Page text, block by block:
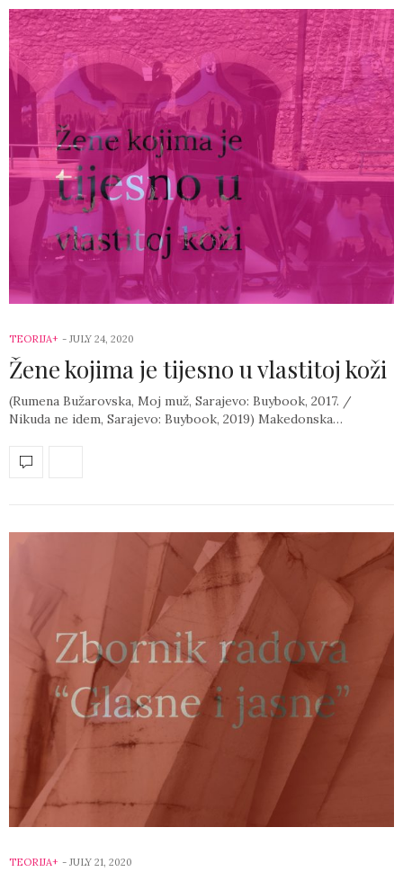
TEORIJA+ - JULY 24, 2020
Žene kojima je tijesno u vlastitoj koži
(Rumena Bužarovska, Moj muž, Sarajevo: Buybook, 2017. /
Nikuda ne idem, Sarajevo: Buybook, 2019) Makedonska…
TEORIJA+ - JULY 21, 2020